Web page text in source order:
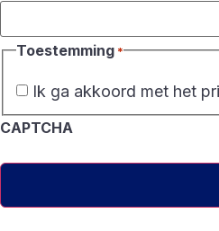
Toestemming *
Ik ga akkoord met het
CAPTCHA